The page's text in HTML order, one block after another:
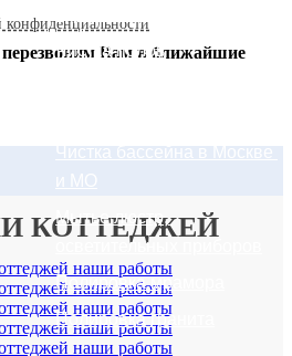
Чистка полов
Чистка бассейна в Москве
и МО
Мытье люстр,
осветительных приборов
Полировка мрамора
Полировка гранита
конфиденциальности
Вам в ближайшие
КОТТЕДЖЕЙ